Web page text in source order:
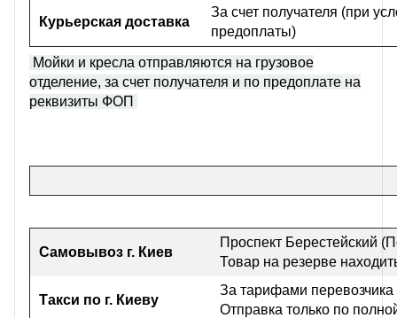
Курьерская доставка
За счет получателя (при
предоплаты)
Мойки и кресла отправляются на грузовое
отделение, за счет получателя и по предоплате на
реквизиты ФОП
Самовывоз г. Киев
Проспект Берестейский
Товар на резерве
Такси по г. Киеву
За тарифами перевозчика
Отправка только по